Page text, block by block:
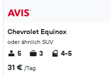
Chevrolet Equinox
oder ähnlich SUV
5 3 4-5
31 € /Tag